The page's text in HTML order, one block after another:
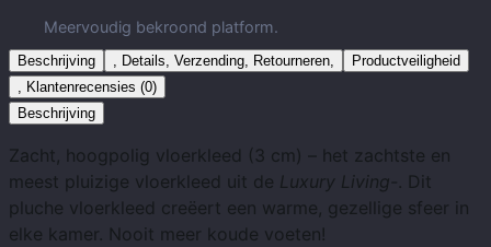
Meervoudig bekroond platform.
Beschrijving , Details, Verzending, Retourneren,
Productveiligheid
, Klantenrecensies (0)
Beschrijving
Zacht, hoogpolig vloerkleed (3 cm) – het zachtste en
meest pluizige vloerkleed uit de Luxury Living- . Dit
pluche vloerkleed creëert een warme, gezellige sfeer in
elke kamer. Nooit meer koude voeten!